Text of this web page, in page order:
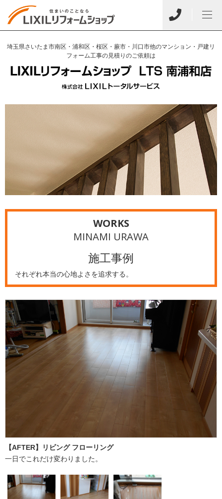
埼玉県さいたま市南区・浦和区・桜区・蕨市・川口市他のマンション・戸建リ
フォーム工事の見積りのご依頼は
WORKS
MINAMI URAWA
施工事例
それぞれ本当の心地よさを追求する。
【AFTER】リビング フローリング
一日でこれだけ変わりました。